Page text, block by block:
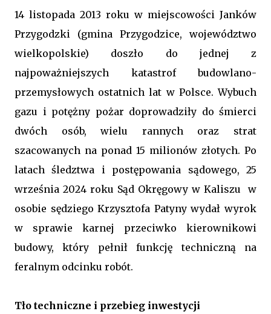
14 listopada 2013 roku w miejscowości Janków
Przygodzki (gmina Przygodzice, województwo
wielkopolskie) doszło do jednej z
najpoważniejszych katastrof budowlano-
przemysłowych ostatnich lat w Polsce. Wybuch
gazu i potężny pożar doprowadziły do śmierci
dwóch osób, wielu rannych oraz strat
szacowanych na ponad 15 milionów złotych. Po
latach śledztwa i postępowania sądowego, 25
września 2024 roku Sąd Okręgowy w Kaliszu w
osobie sędziego Krzysztofa Patyny wydał wyrok
w sprawie karnej przeciwko kierownikowi
budowy, który pełnił funkcję techniczną na
feralnym odcinku robót.
Tło techniczne i przebieg inwestycji